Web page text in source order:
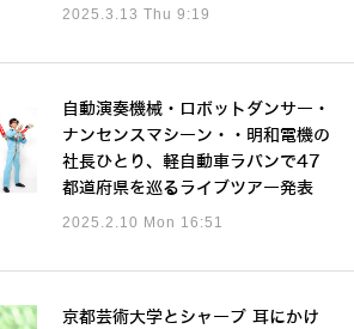
2025.3.13 Thu 9:19
自動演奏機械・ロボットダンサー・
ナンセンスマシーン・・明和電機の
社長ひとり、軽自動車ラパンで47
都道府県を巡るライブツアー発表
2025.2.10 Mon 16:51
京都芸術大学とシャープ 耳にかけ